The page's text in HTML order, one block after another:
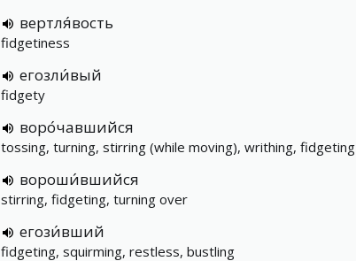
вертля́вость
fidgetiness
егозли́вый
fidgety
воро́чавшийся
tossing, turning, stirring (while moving), writhing, fidgeting
вороши́вшийся
stirring, fidgeting, turning over
егози́вший
fidgeting, squirming, restless, bustling